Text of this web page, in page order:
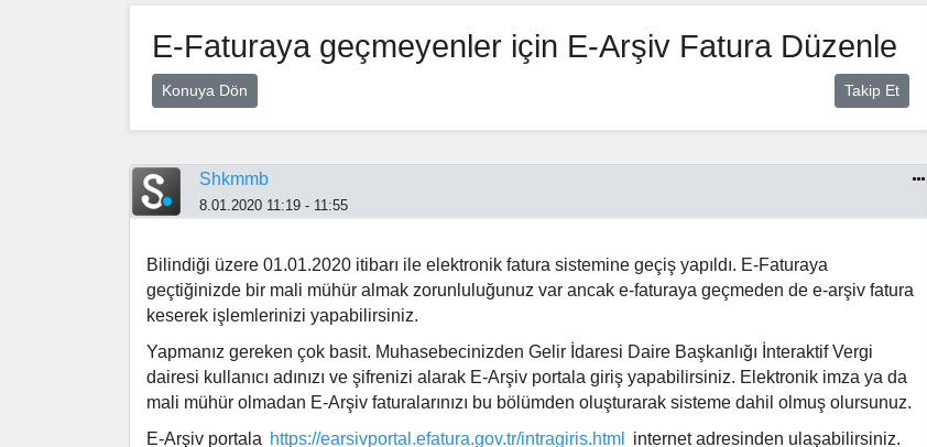
E-Faturaya geçmeyenler için E-Arşiv Fatura Düzenle
Takip Et
Konuya Dön
Shkmmb
8.01.2020 11:19 - 11:55
Bilindiği üzere 01.01.2020 itibarı ile elektronik fatura sistemine geçiş yapıldı. E-Faturaya
geçtiğinizde bir mali mühür almak zorunluluğunuz var ancak e-faturaya geçmeden de e-arşiv fatura
keserek işlemlerinizi yapabilirsiniz.
Yapmanız gereken çok basit. Muhasebecinizden Gelir İdaresi Daire Başkanlığı İnteraktif Vergi
dairesi kullanıcı adınızı ve şifrenizi alarak E-Arşiv portala giriş yapabilirsiniz. Elektronik imza ya da
mali mühür olmadan E-Arşiv faturalarınızı bu bölümden oluşturarak sisteme dahil olmuş olursunuz.
E-Arşiv portala https://earsivportal.efatura.gov.tr/intragiris.html internet adresinden ulaşabilirsiniz.